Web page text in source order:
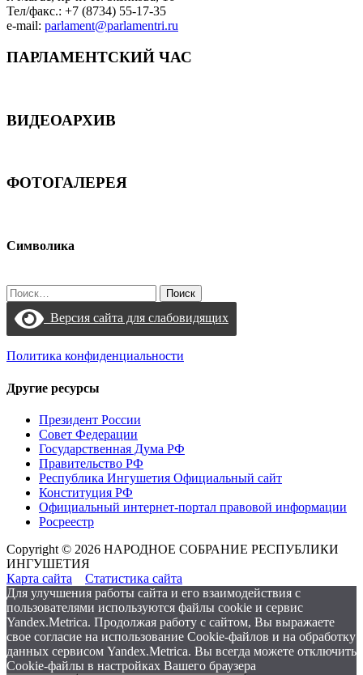
Тел/факс.: +7 (8734) 55-17-35
e-mail: parlament@parlamentri.ru
ПАРЛАМЕНТСКИЙ ЧАС
ВИДЕОАРХИВ
ФОТОГАЛЕРЕЯ
Символика
Найти:
Версия сайта для слабовидящих
Политика конфиденциальности
Другие ресурсы
Президент России
Совет Федерации
Государственная Дума РФ
Правительство РФ
Республика Ингушетия Официальный сайт
Конституция РФ
Официальный интернет-портал правовой информации
Росреестр
Copyright © 2026 НАРОДНОЕ СОБРАНИЕ РЕСПУБЛИКИ
ИНГУШЕТИЯ
Карта сайта
Статистика сайта
Для улучшения работы сайта и его взаимодействия с
пользователями используются файлы cookie и сервис
Yandex.Metrica. Продолжая работу с сайтом, Вы выражаете
свое согласие на использование Cookie-файлов и на обработку
данных сервисом Yandex.Metrica. Вы всегда можете отключить
Cookie-файлы в настройках Вашего браузера